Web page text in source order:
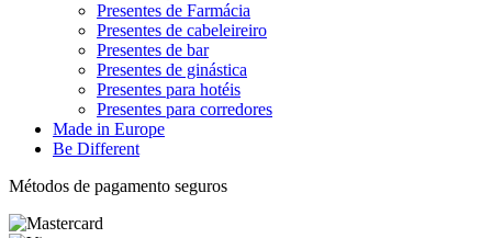
Presentes de Farmácia
Presentes de cabeleireiro
Presentes de bar
Presentes de ginástica
Presentes para hotéis
Presentes para corredores
Made in Europe
Be Different
Métodos de pagamento seguros